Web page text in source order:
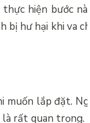
hiện bước
bị hư hại khi va
muốn lắp đặt.
rất quan trọng.